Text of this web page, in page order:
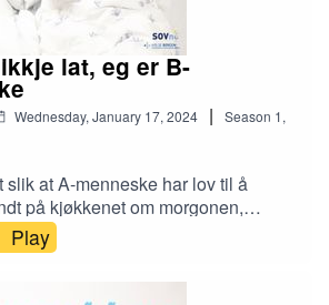
lat, eg er B-
Wednesday, January 17, 2024 | Season 1,
slik at A-menneske har lov til å
på kjøkkenet om morgonen,
søv, samtidig som B-
liste seg rundt om kvelden for at A-
få skjønnhetssøvnen? Kven er
bestemt når dagen skal starte, og at
Play